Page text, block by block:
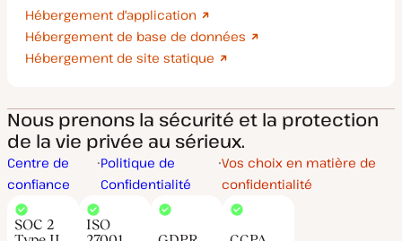
Hébergement d'application
Hébergement de base de données
Hébergement de site statique
Nous prenons la sécurité et la protection
de la vie privée au sérieux.
Centre de
confiance
Politique de
Confidentialité
Vos choix en matière de
confidentialité
SOC 2
ISO